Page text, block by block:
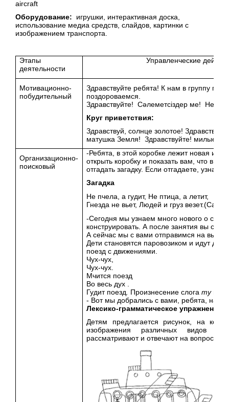
aircraft
Оборудование: игрушки, интерактивная доска,
использование медиа средств, слайдов, картинки с
изображением транспорта.
Этапы
деятельности
Управленческие
Мотивационно-
побудительный
Здравствуйте ребята! К нам в группу
Здравствуйте!
Круг
Здравствуй, солнце золотое! Здравствуй,
матушка Земля! Здравствуйте! милые
Организационно-
поисковый
-Ребята, в этой коробке лежит новая
открыть коробку и показать вам, что в
отгадать загадку. Если отгадаете,
Загадка
Не пчела, а гудит, Не
Гнезда не вьет, Людей и
-Сегодня мы узнаем много нового о
конструировать. А после занятия вы
А сейчас мы с вами отправимся на
Дети становятся паровозиком и идут
поезд с движениями.
Чух-чух,
Чух-чух.
Мчится поезд
Во весь дух .
Гудит поезд
Произнесение слогату
- Вот мы добрались с вами, ребята, на
Лексико-грамматическое упражнение
Детям предлагается рисунок, на
изображения различных видов
рассматривают и отвечают на вопрос